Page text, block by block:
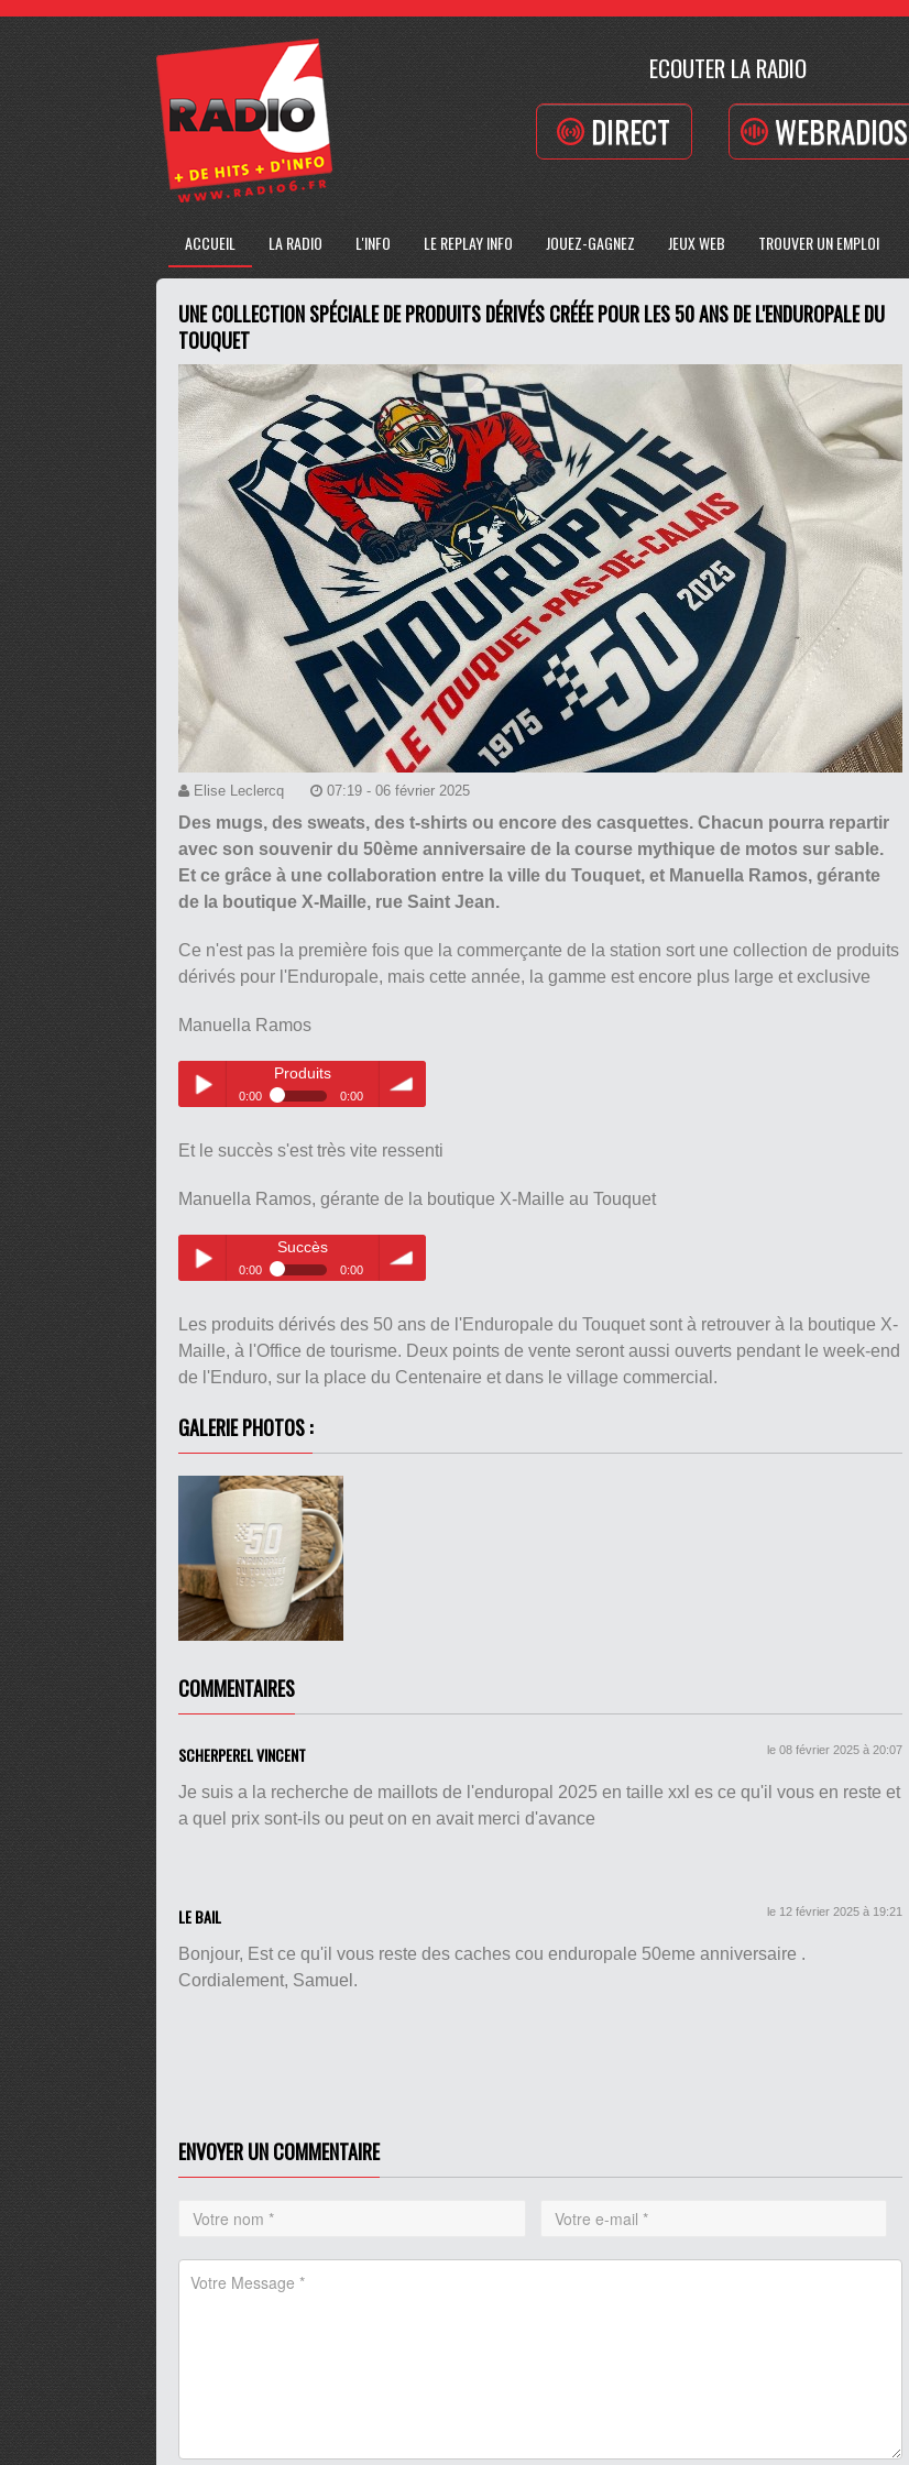
ECOUTER LA RADIO
DIRECT WEBRADIOS
ACCUEIL LA RADIO L'INFO LE REPLAY INFO JOUEZ-GAGNEZ JEUX WEB TROUVER UN EMPLOI
UNE COLLECTION SPÉCIALE DE PRODUITS DÉRIVÉS CRÉÉE POUR LES 50 ANS DE L'ENDUROPALE DU
TOUQUET
Elise Leclercq 07:19 - 06 février 2025
Des mugs, des sweats, des t-shirts ou encore des casquettes. Chacun pourra repartir
avec son souvenir du 50ème anniversaire de la course mythique de motos sur sable.
Et ce grâce à une collaboration entre la ville du Touquet, et Manuella Ramos, gérante
de la boutique X-Maille, rue Saint Jean.
Ce n'est pas la première fois que la commerçante de la station sort une collection de produits
dérivés pour l'Enduropale, mais cette année, la gamme est encore plus large et exclusive
Manuella Ramos
Play /
Produits
0:00 0:00
volume
Et le succès s'est très vite ressenti
Manuella Ramos, gérante de la boutique X-Maille au Touquet
Play /
pause
Succès
0:00 0:00
volume
Les produits dérivés des 50 ans de l'Enduropale du Touquet sont à retrouver à la boutique X-
Maille, à l'Office de tourisme. Deux points de vente seront aussi ouverts pendant le week-end
de l'Enduro, sur la place du Centenaire et dans le village commercial.
GALERIE PHOTOS :
COMMENTAIRES
SCHERPEREL VINCENT le 08 février 2025 à 20:07
Je suis a la recherche de maillots de l'enduropal 2025 en taille xxl es ce qu'il vous en reste et
a quel prix sont-ils ou peut on en avait merci d'avance
LE BAIL le 12 février 2025 à 19:21
Bonjour, Est ce qu'il vous reste des caches cou enduropale 50eme anniversaire .
Cordialement, Samuel.
ENVOYER UN COMMENTAIRE